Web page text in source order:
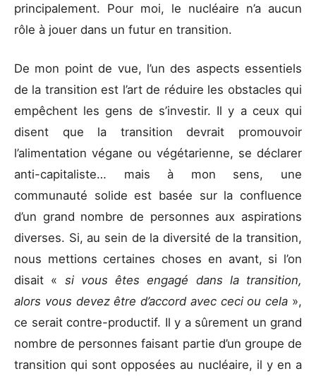
principalement. Pour moi, le nucléaire n’a aucun
rôle à jouer dans un futur en transition.
De mon point de vue, l’un des aspects essentiels
de la transition est l’art de réduire les obstacles qui
empêchent les gens de s’investir. Il y a ceux qui
disent que la transition devrait promouvoir
l’alimentation végane ou végétarienne, se déclarer
anti-capitaliste… mais à mon sens, une
communauté solide est basée sur la confluence
d’un grand nombre de personnes aux aspirations
diverses. Si, au sein de la diversité de la transition,
nous mettions certaines choses en avant, si l’on
disait « si vous êtes engagé dans la transition,
alors vous devez être d’accord avec ceci ou cela »,
ce serait contre-productif. Il y a sûrement un grand
nombre de personnes faisant partie d’un groupe de
transition qui sont opposées au nucléaire, il y en a